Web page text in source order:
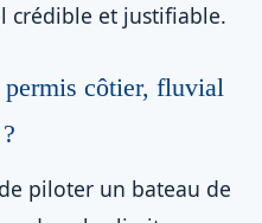
crédible et justifiable.
permis côtier, fluvial
piloter un bateau de